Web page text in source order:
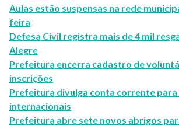
Aulas estão suspensas na rede
feira
Defesa Civil registra mais de 4 mil
Alegre
Prefeitura encerra cadastro de
inscrições
Prefeitura divulga conta corrente para
internacionais
Prefeitura abre sete novos abrigos